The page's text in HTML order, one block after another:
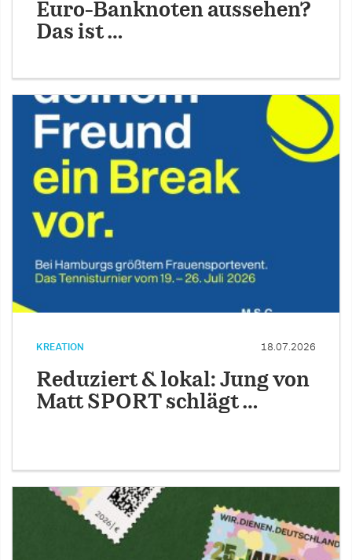
Euro-Banknoten aussehen?
Das ist …
KREATION 18.07.2026
Reduziert & lokal: Jung von
Matt SPORT schlägt …